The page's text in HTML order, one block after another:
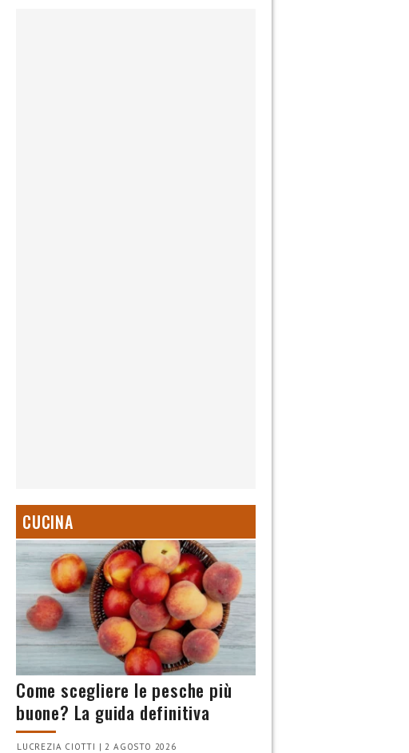
CUCINA
Come scegliere le pesche più
buone? La guida definitiva
LUCREZIA CIOTTI | 2 AGOSTO 2026